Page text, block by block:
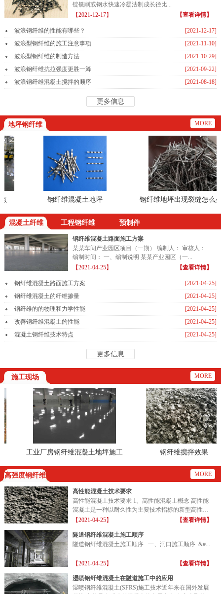
锭铣削或钢水快速冷凝法制成长径比...
【2021-12-17】
【查看详情】
[2021-12-17]
波浪钢纤维的性能有哪些？
[2021-11-10]
波浪型钢纤维的施工注意事项
[2021-10-29]
波浪型钢纤维的制造方法
[2021-09-22]
波浪钢纤维抗拉强度更胜一筹
[2021-08-18]
波浪钢纤维混凝土搅拌的顺序
更多信息
地坪钢纤维 MORE
钢纤维混凝土地坪 钢纤维地坪出现裂缝怎么处理
混凝土纤维 工程钢纤维 预制件
钢纤维混凝土路面施工方案
某某车间产业园区项目（一期） 编制人： 审核人：
编制时间： 一、编制说明 某某产业园区（一...
【2021-04-25】
【查看详情】
[2021-04-25]
钢纤维混凝土路面施工方案
[2021-04-25]
钢纤维混凝土的纤维掺量
[2021-04-25]
钢纤维的的物理和力学性能
[2021-04-25]
改善钢纤维混凝土的性能
[2021-04-25]
混凝土钢纤维技术特点
更多信息
施工现场 MORE
工业厂房钢纤维混凝土地坪施工
钢纤维搅拌效果
高强度钢纤维 MORE
高性能混凝土技术要求
高性能混凝土技术要求 1。高性能混凝土概念 高性能
混凝土是一种以耐久性为主要技术指标的新型高性能
混凝土...
【2021-04-25】 【查看详情】
隧道钢纤维混凝土施工顺序
隧道钢纤维混凝土施工顺序 一、洞口施工顺序 &#...
【2021-04-25】 【查看详情】
湿喷钢纤维混凝土在隧道施工中的应用
湿喷钢纤维混凝土(SFRS)施工技术近年来在国外发展